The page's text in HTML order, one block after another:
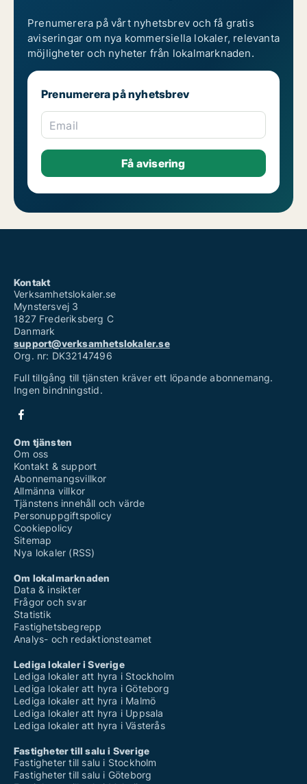
Prenumerera på vårt nyhetsbrev och få gratis
aviseringar om nya kommersiella lokaler, relevanta
möjligheter och nyheter från lokalmarknaden.
Prenumerera på nyhetsbrev
Email
Kontakt
Verksamhetslokaler.se
Mynstersvej 3
1827 Frederiksberg C
Danmark
support@verksamhetslokaler.se
Org. nr: DK32147496
Full tillgång till tjänsten kräver ett löpande abonnemang.
Ingen bindningstid.
Om tjänsten
Om oss
Kontakt & support
Abonnemangsvillkor
Allmänna villkor
Tjänstens innehåll och värde
Personuppgiftspolicy
Cookiepolicy
Sitemap
Nya lokaler (RSS)
Om lokalmarknaden
Data & insikter
Frågor och svar
Statistik
Fastighetsbegrepp
Analys- och redaktionsteamet
Lediga lokaler i Sverige
Lediga lokaler att hyra i Stockholm
Lediga lokaler att hyra i Göteborg
Lediga lokaler att hyra i Malmö
Lediga lokaler att hyra i Uppsala
Lediga lokaler att hyra i Västerås
Fastigheter till salu i Sverige
Fastigheter till salu i Stockholm
Fastigheter till salu i Göteborg